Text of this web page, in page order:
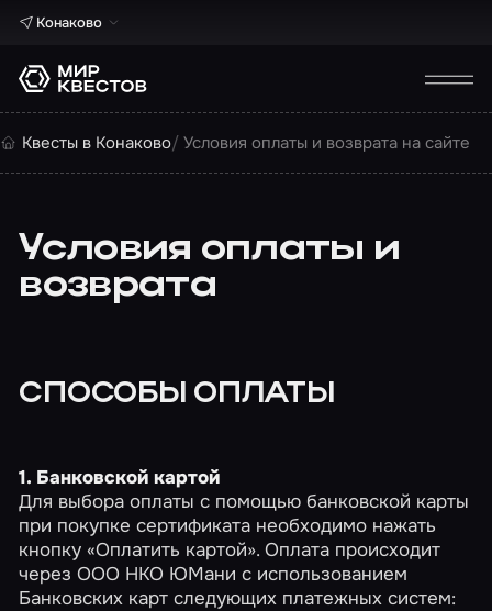
Конаково
Квесты в Конаково Условия оплаты и возврата на сайте
Условия оплаты и
возврата
СПОСОБЫ ОПЛАТЫ
1. Банковской картой
Для выбора оплаты с помощью банковской карты
при покупке сертификата необходимо нажать
кнопку «Оплатить картой». Оплата происходит
через ООО НКО ЮМани с использованием
Банковских карт следующих платежных систем: